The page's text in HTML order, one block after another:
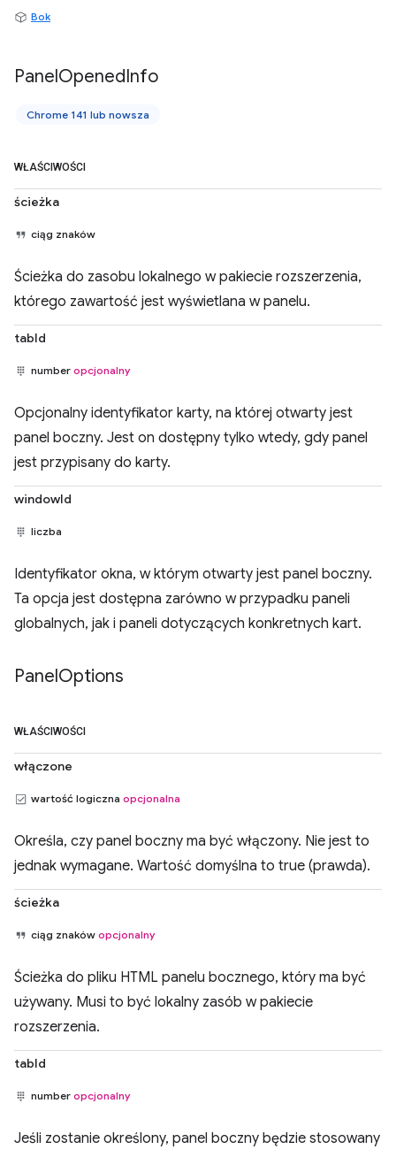
Bok
PanelOpenedInfo
Chrome 141 lub nowsza
WŁAŚCIWOŚCI
ścieżka
ciąg znaków
Ścieżka do zasobu lokalnego w pakiecie rozszerzenia,
którego zawartość jest wyświetlana w panelu.
tabId
number opcjonalny
Opcjonalny identyfikator karty, na której otwarty jest
panel boczny. Jest on dostępny tylko wtedy, gdy panel
jest przypisany do karty.
windowId
liczba
Identyfikator okna, w którym otwarty jest panel boczny.
Ta opcja jest dostępna zarówno w przypadku paneli
globalnych, jak i paneli dotyczących konkretnych kart.
PanelOptions
WŁAŚCIWOŚCI
włączone
wartość logiczna opcjonalna
Określa, czy panel boczny ma być włączony. Nie jest to
jednak wymagane. Wartość domyślna to true (prawda).
ścieżka
ciąg znaków opcjonalny
Ścieżka do pliku HTML panelu bocznego, który ma być
używany. Musi to być lokalny zasób w pakiecie
rozszerzenia.
tabId
number opcjonalny
Jeśli zostanie określony, panel boczny będzie stosowany